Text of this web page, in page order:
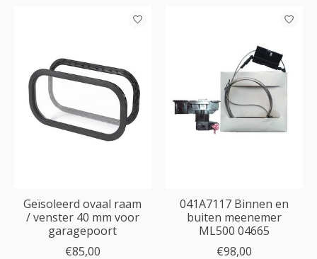
Geïsoleerd ovaal raam
/ venster 40 mm voor
garagepoort
€85,00
041A7117 Binnen en
buiten meenemer
ML500 04665
€98,00